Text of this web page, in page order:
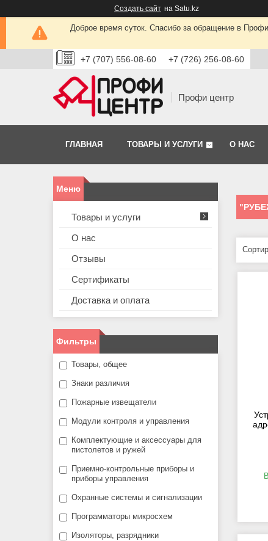
Создать сайт на Satu.kz
Доброе время суток. Спасибо за обращение в
+7 (707) 556-08-60 +7 (726) 256-08-60
Профи центр
ГЛАВНАЯ ТОВАРЫ И УСЛУГИ О НАС
Товары и услуги
О нас
Отзывы
Сертификаты
Доставка и оплата
Фильтры
Товары, общее
Знаки различия
Пожарные извещатели
Модули контроля и управления
Комплектующие и аксессуары для
пистолетов и ружей
Приемно-контрольные приборы и
приборы управления
Охранные системы и сигнализации
Программаторы микросхем
Изоляторы, разрядники